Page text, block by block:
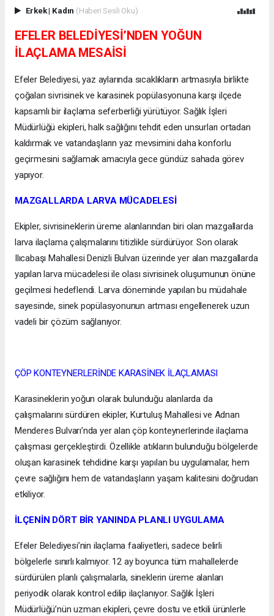
Erkek| Kadın (Haberi Sesli Oku)
EFELER BELEDİYESİ’NDEN YOĞUN
İLAÇLAMA MESAİSİ
Efeler Belediyesi, yaz aylarında sıcaklıkların artmasıyla birlikte
çoğalan sivrisinek ve karasinek popülasyonuna karşı ilçede
kapsamlı bir ilaçlama seferberliği yürütüyor. Sağlık İşleri
Müdürlüğü ekipleri, halk sağlığını tehdit eden unsurları ortadan
kaldırmak ve vatandaşların yaz mevsimini daha konforlu
geçirmesini sağlamak amacıyla gece gündüz sahada görev
yapıyor.
MAZGALLARDA LARVA MÜCADELESİ
Ekipler, sivrisineklerin üreme alanlarından biri olan mazgallarda
larva ilaçlama çalışmalarını titizlikle sürdürüyor. Son olarak
Ilıcabaşı Mahallesi Denizli Bulvarı üzerinde yer alan mazgallarda
yapılan larva mücadelesi ile olası sivrisinek oluşumunun önüne
geçilmesi hedeflendi. Larva döneminde yapılan bu müdahale
sayesinde, sinek popülasyonunun artması engellenerek uzun
vadeli bir çözüm sağlanıyor.
ÇÖP KONTEYNERLERİNDE KARASİNEK İLAÇLAMASI
Karasineklerin yoğun olarak bulunduğu alanlarda da
çalışmalarını sürdüren ekipler, Kurtuluş Mahallesi ve Adnan
Menderes Bulvarı’nda yer alan çöp konteynerlerinde ilaçlama
çalışması gerçekleştirdi. Özellikle atıkların bulunduğu bölgelerde
oluşan karasinek tehdidine karşı yapılan bu uygulamalar, hem
çevre sağlığını hem de vatandaşların yaşam kalitesini doğrudan
etkiliyor.
İLÇENİN DÖRT BİR YANINDA PLANLI UYGULAMA
Efeler Belediyesi’nin ilaçlama faaliyetleri, sadece belirli
bölgelerle sınırlı kalmıyor. 12 ay boyunca tüm mahallelerde
sürdürülen planlı çalışmalarla, sineklerin üreme alanları
periyodik olarak kontrol edilip ilaçlanıyor. Sağlık İşleri
Müdürlüğü’nün uzman ekipleri, çevre dostu ve etkili ürünlerle